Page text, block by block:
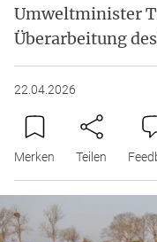
Umweltminister
Überarbeitung
22.04.2026
Merken Teilen